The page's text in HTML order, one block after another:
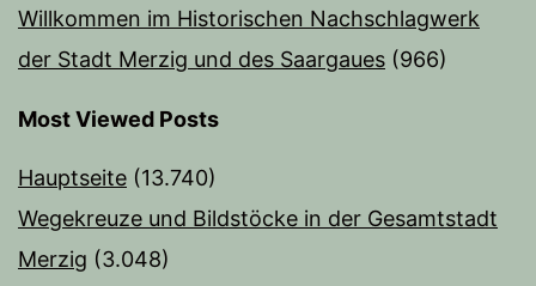
Willkommen im Historischen Nachschlagwerk
der Stadt Merzig und des Saargaues (966)
Most Viewed Posts
Hauptseite (13.740)
Wegekreuze und Bildstöcke in der Gesamtstadt
Merzig (3.048)